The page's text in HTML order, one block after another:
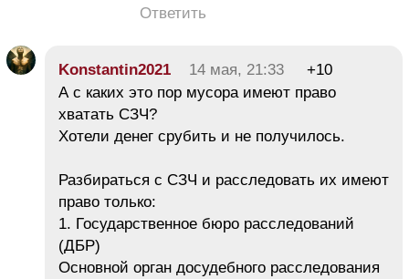
Ответить
Konstantin2021 14 мая, 21:33
+10
А с каких это пор мусора имеют право
хватать СЗЧ?
Хотели денег срубить и не получилось.
Разбираться с СЗЧ и расследовать их имеют
право только:
1. Государственное бюро расследований
(ДБР)
Основной орган досудебного расследования